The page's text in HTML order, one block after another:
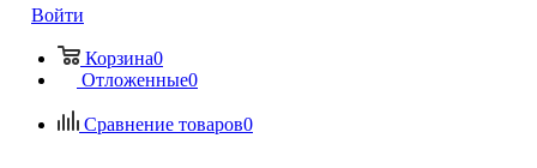
Войти
Корзина0
Отложенные0
Сравнение товаров0